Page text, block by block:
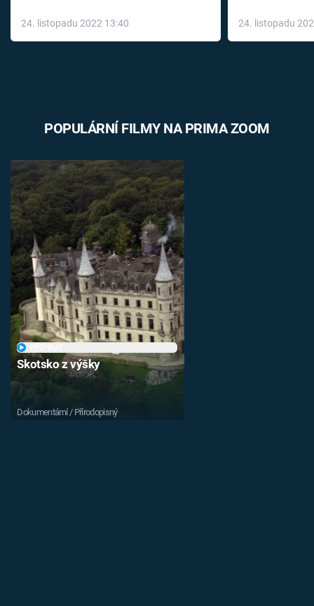
24. listopadu 2022 13:40
léky
24. listopadu
POPULÁRNÍ FILMY NA PRIMA ZOOM
Skotsko z výšky
Dokumentární / Přírodopisný